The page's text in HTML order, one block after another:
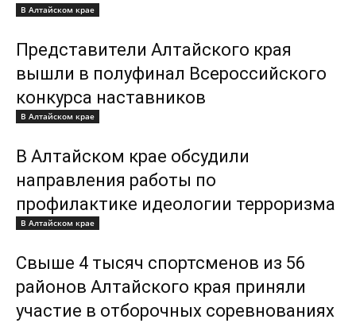
В Алтайском крае
Представители Алтайского края
вышли в полуфинал Всероссийского
конкурса наставников
В Алтайском крае
В Алтайском крае обсудили
направления работы по
профилактике идеологии терроризма
В Алтайском крае
Свыше 4 тысяч спортсменов из 56
районов Алтайского края приняли
участие в отборочных соревнованиях